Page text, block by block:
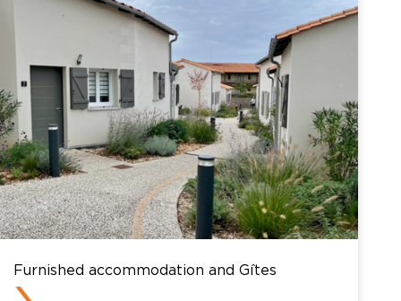
Furnished accommodation and Gîtes